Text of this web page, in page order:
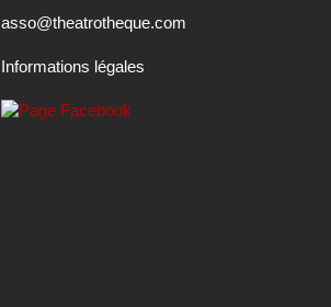
asso@theatrotheque.com
Informations légales